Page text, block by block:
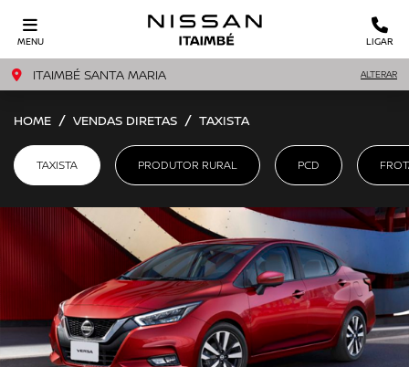
MENU LIGAR
ITAIMBÉ SANTA MARIA ALTERAR
HOME VENDAS DIRETAS TAXISTA
PRODUTOR RURAL PCD
TAXISTA